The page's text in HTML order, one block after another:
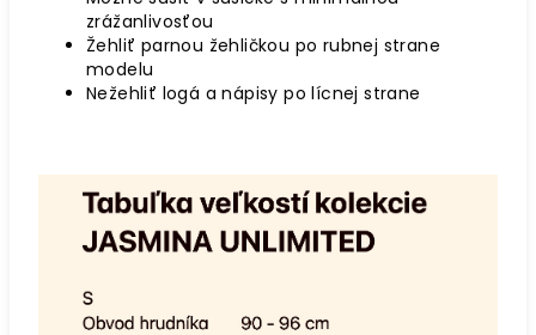
zrážanlivosťou
Žehliť parnou žehličkou po rubnej strane
modelu
Nežehliť logá a nápisy po lícnej strane